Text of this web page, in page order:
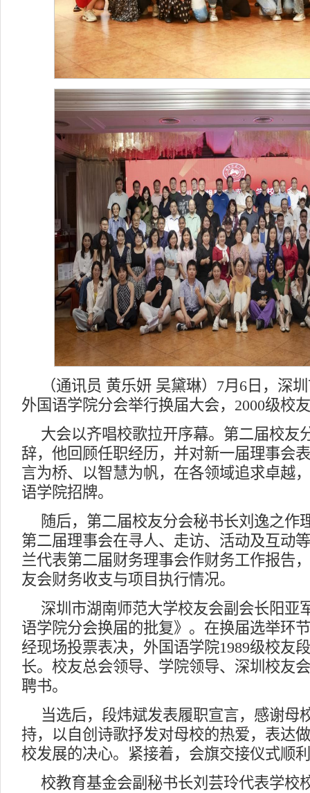
（通讯员 黄乐妍 吴黛琳）7月6日，深
外国语学院分会举行换届大会，2000级校
大会以齐唱校歌拉开序幕。第二届校友
辞，他回顾任职经历，并对新一届理事会
言为桥、以智慧为帆，在各领域追求卓越
语学院招牌。
随后，第二届校友分会秘书长刘逸之作
第二届理事会在寻人、走访、活动及互动
兰代表第二届财务理事会作财务工作报告
友会财务收支与项目执行情况。
深圳市湖南师范大学校友会副会长阳亚
语学院分会换届的批复》。在换届选举环
经现场投票表决，外国语学院1989级校友
长。校友总会领导、学院领导、深圳校友
聘书。
当选后，段炜斌发表履职宣言，感谢母
持，以自创诗歌抒发对母校的热爱，表达
校发展的决心。紧接着，会旗交接仪式顺
校教育基金会副秘书长刘芸玲代表学校